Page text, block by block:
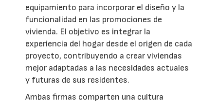
equipamiento para incorporar el diseño y la
funcionalidad en las promociones de
vivienda. El objetivo es integrar la
experiencia del hogar desde el origen de cada
proyecto, contribuyendo a crear viviendas
mejor adaptadas a las necesidades actuales
y futuras de sus residentes.
Ambas firmas comparten una cultura